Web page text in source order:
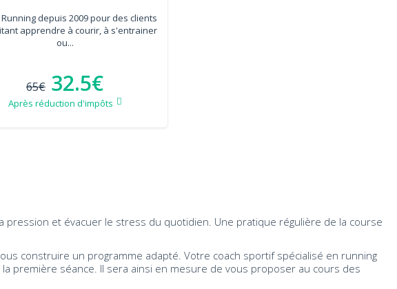
depuis 2009 pour des clients
apprendre à courir, à s'entrainer
ou...
65€ 32.5€
Après réduction d'impôts
et évacuer le stress du quotidien. Une pratique régulière de la course
construire un programme adapté. Votre coach sportif spécialisé en running
première séance. Il sera ainsi en mesure de vous proposer au cours des